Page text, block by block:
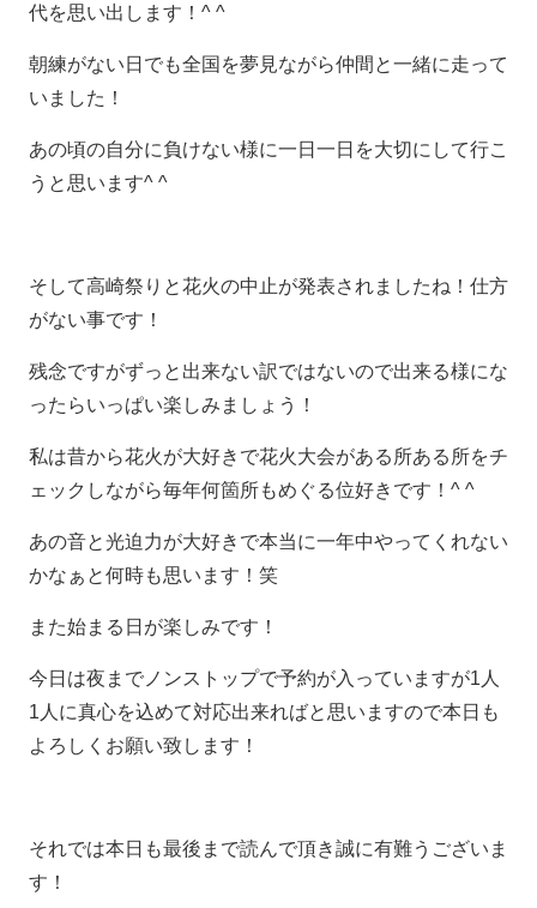
代を思い出します！^ ^
朝練がない日でも全国を夢見ながら仲間と一緒に走って
いました！
あの頃の自分に負けない様に一日一日を大切にして行こ
うと思います^ ^
そして高崎祭りと花火の中止が発表されましたね！仕方
がない事です！
残念ですがずっと出来ない訳ではないので出来る様にな
ったらいっぱい楽しみましょう！
私は昔から花火が大好きで花火大会がある所ある所をチ
ェックしながら毎年何箇所もめぐる位好きです！^ ^
あの音と光迫力が大好きで本当に一年中やってくれない
かなぁと何時も思います！笑
また始まる日が楽しみです！
今日は夜までノンストップで予約が入っていますが1人
1人に真心を込めて対応出来ればと思いますので本日も
よろしくお願い致します！
それでは本日も最後まで読んで頂き誠に有難うございま
す！